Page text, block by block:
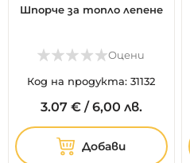
Шпорче за топло лепене
Оцени
Код на продукта: 31132
3.07 €/6,00 лв.
Добави